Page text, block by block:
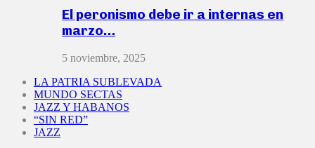
El peronismo debe ir a internas en
marzo…
5 noviembre, 2025
LA PATRIA SUBLEVADA
MUNDO SECTAS
JAZZ Y HABANOS
“SIN RED”
JAZZ